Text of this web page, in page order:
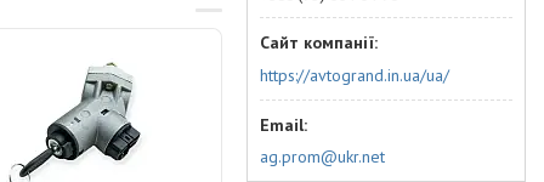
https://avtogrand.in.ua/ua/
ag.prom@ukr.net